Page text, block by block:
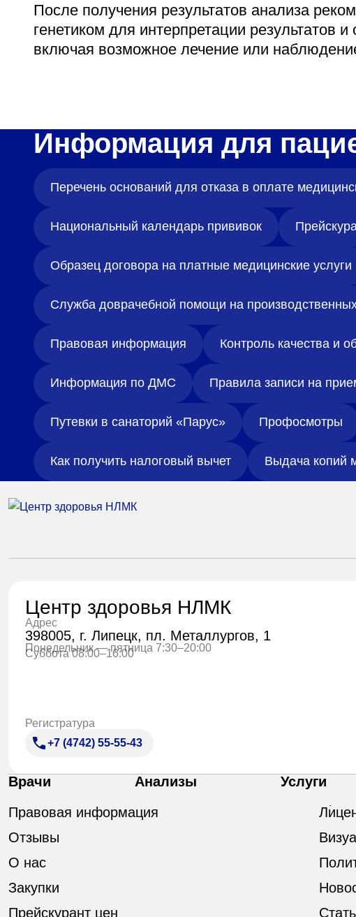
После получения результатов анализа
генетиком для интерпретации результатов
включая возможное лечение или
Информация для
Перечень оснований для отказа в оплате
Национальный календарь прививок
Образец договора на платные медицинские услуги
Служба доврачебной помощи на
Правовая информация Контроль качества и
Информация по ДМС Правила записи на
Путевки в санаторий «Парус» Профосмотры
Как получить налоговый вычет Выдача копий
Центр здоровья НЛМК
Адрес
398005, г. Липецк, пл. Металлургов, 1
Понедельник — пятница 7:30–20:00
Суббота 08:00–16:00
Регистратура
+7 (4742) 55-55-43
Врачи Анализы Услуги
Правовая информация
Отзывы
О нас
Закупки
Прейскурант цен